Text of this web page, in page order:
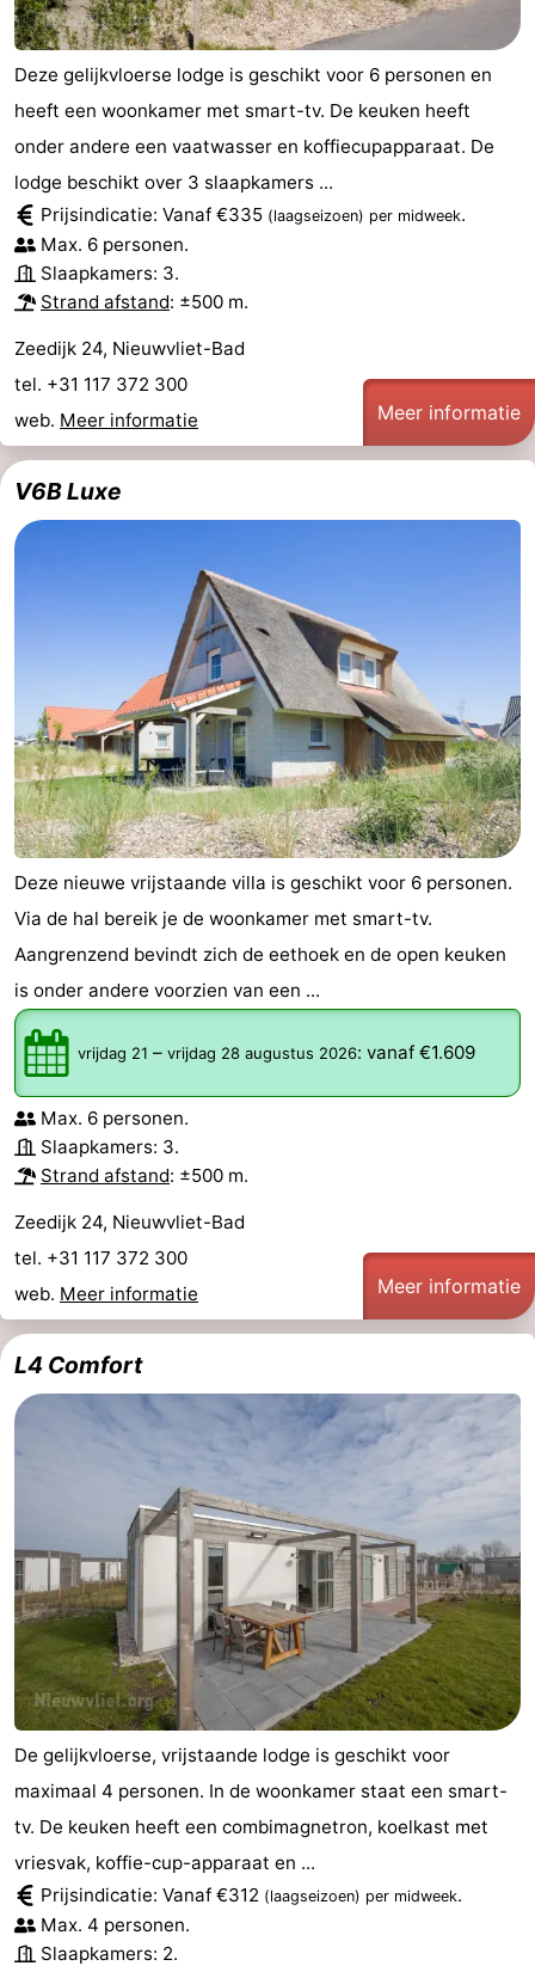
Deze gelijkvloerse lodge is geschikt voor 6 personen en
heeft een woonkamer met smart-tv. De keuken heeft
onder andere een vaatwasser en koffiecupapparaat. De
lodge beschikt over 3 slaapkamers ...
Prijsindicatie: Vanaf €335 (laagseizoen) per midweek.
Max. 6 personen.
Slaapkamers: 3.
Strand afstand: ±500 m.
Zeedijk 24, Nieuwvliet-Bad
tel. +31 117 372 300
web. Meer informatie Meer informatie
V6B Luxe
Deze nieuwe vrijstaande villa is geschikt voor 6 personen.
Via de hal bereik je de woonkamer met smart-tv.
Aangrenzend bevindt zich de eethoek en de open keuken
is onder andere voorzien van een ...
vrijdag 21 – vrijdag 28 augustus 2026: vanaf €1.609
Max. 6 personen.
Slaapkamers: 3.
Strand afstand: ±500 m.
Zeedijk 24, Nieuwvliet-Bad
tel. +31 117 372 300
web. Meer informatie Meer informatie
L4 Comfort
De gelijkvloerse, vrijstaande lodge is geschikt voor
maximaal 4 personen. In de woonkamer staat een smart-
tv. De keuken heeft een combimagnetron, koelkast met
vriesvak, koffie-cup-apparaat en ...
Prijsindicatie: Vanaf €312 (laagseizoen) per midweek.
Max. 4 personen.
Slaapkamers: 2.